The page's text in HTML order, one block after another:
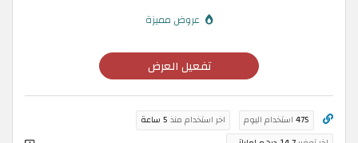
عروض مميزة
تفعيل العرض
475 استخدام اليوم اخر استخدام منذ 5 ساعة